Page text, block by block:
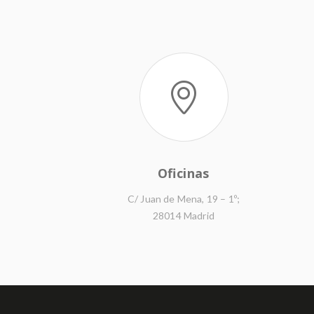
Oficinas
C/ Juan de Mena, 19 – 1º;
28014 Madrid